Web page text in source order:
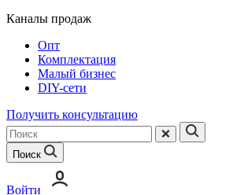
Каналы продаж
Опт
Комплектация
Малый бизнес
DIY-сети
Получить консультацию
Поиск
Войти